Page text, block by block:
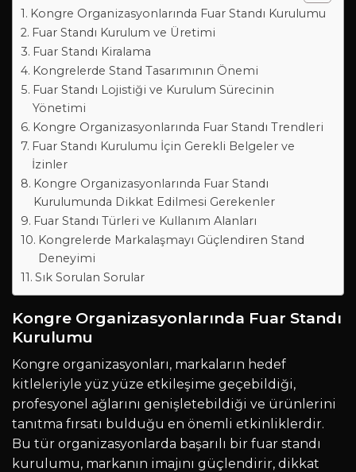
Kongre Organizasyonlarında Fuar Standı Kurulumu
Fuar Standı Kurulum ve Üretimi
Fuar Standı Kiralama
Kongrelerde Stand Tasarımının Önemi
Fuar Standı Lojistiği ve Kurulum Sürecinin
Yönetimi
Kongre Organizasyonlarında Fuar Standı Trendleri
Fuar Standı Kurulumu İçin Gerekli Belgeler ve
İzinler
Kongre Organizasyonlarında Fuar Standı
Kurulumunda Dikkat Edilmesi Gerekenler
Fuar Standı Türleri ve Kullanım Alanları
Kongrelerde Markalaşmayı Güçlendiren Stand
Deneyimi
Sık Sorulan Sorular
Kongre Organizasyonlarında Fuar Standı
Kurulumu
Kongre organizasyonları, markaların hedef
kitleleriyle yüz yüze etkileşime geçebildiği,
profesyonel ağlarını genişletebildiği ve ürünlerini
tanıtma fırsatı bulduğu en önemli etkinliklerdir.
Bu tür organizasyonlarda başarılı bir fuar standı
kurulumu, markanın imajını güçlendirir, dikkat